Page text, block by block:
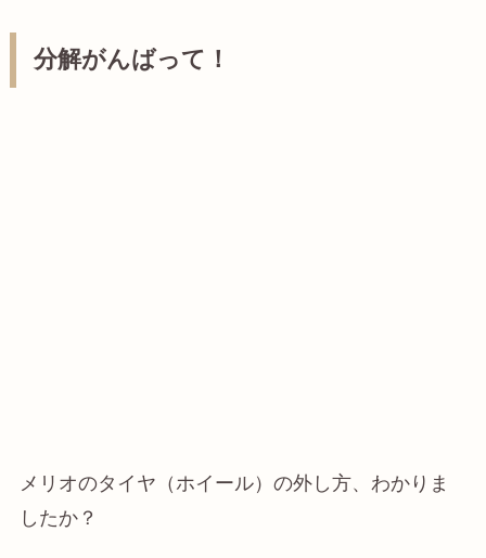
分解がんばって！
メリオのタイヤ（ホイール）の外し方、わかりま
したか？